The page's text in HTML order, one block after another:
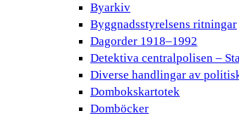
Byarkiv
Byggnadsstyrelsens ritningar
Dagorder 1918–1992
Detektiva centralpolisen –
Diverse handlingar av
Dombokskartotek
Domböcker